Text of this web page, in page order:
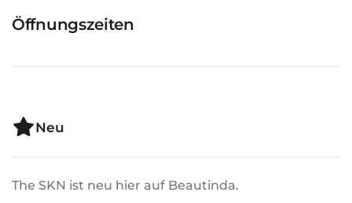
Öffnungszeiten
Neu
The SKN ist neu hier auf Beautinda.